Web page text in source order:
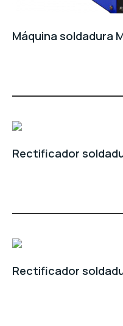
Máquina soldadura
Rectificador
Rectificador